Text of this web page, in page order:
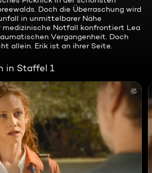
Doch die Überraschung wird
in unmittelbarer Nähe
medizinische Notfall konfrontiert Lea
Vergangenheit. Doch
allein. Erik ist an ihrer Seite.
in Staffel 1